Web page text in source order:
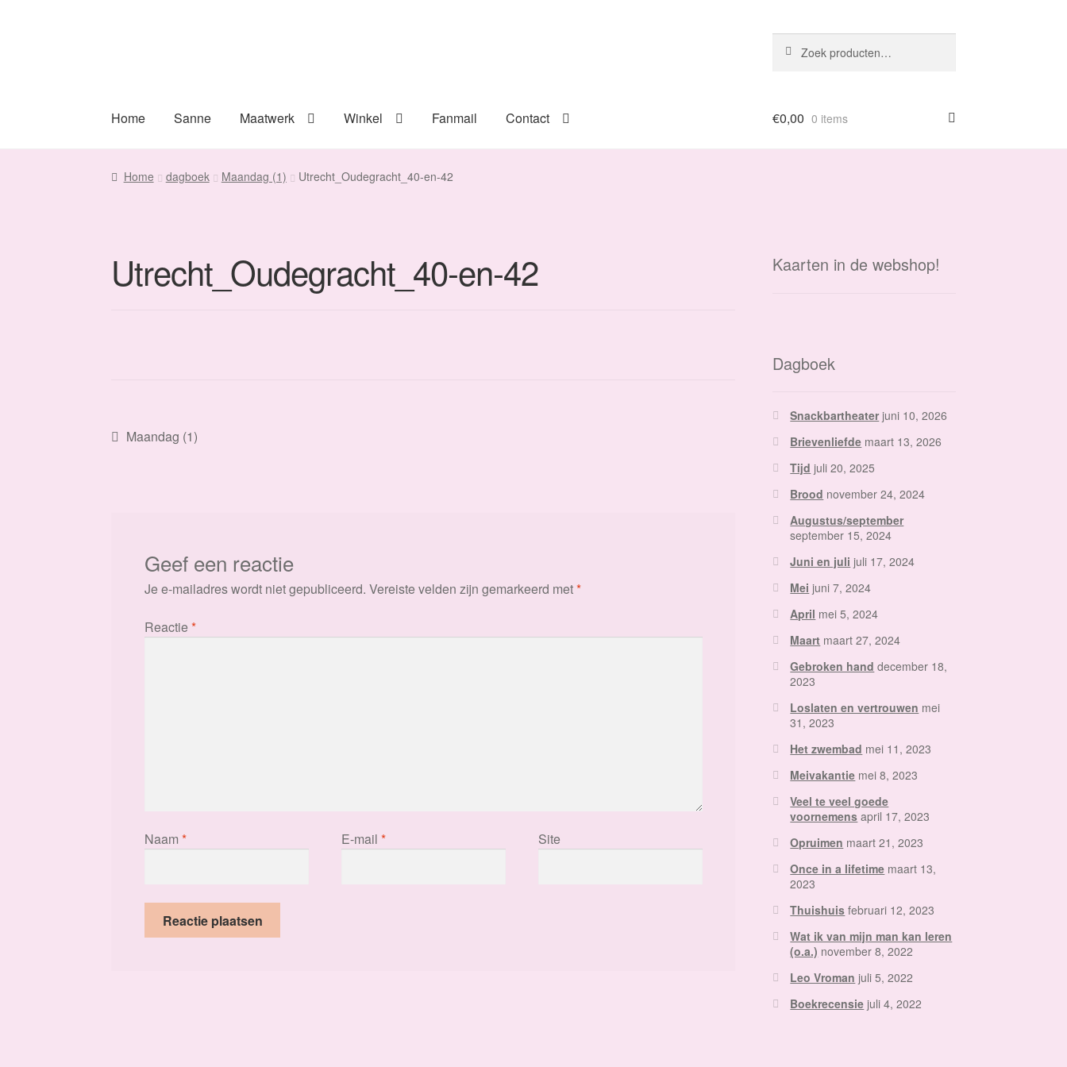
naar:
Home Sanne Maatwerk Winkel Fanmail Contact €0,00 0 items
Home dagboek Maandag (1) Utrecht_Oudegracht_40-en-42
Utrecht_Oudegracht_40-en-42
Bericht
Vorig
Maandag (1)
Geef een reactie
Je e-mailadres wordt niet gepubliceerd. Vereiste velden zijn gemarkeerd met*
Reactie*
Naam * E-mail * Site
Kaarten in de webshop!
Dagboek
Snackbartheater juni 10, 2026
Brievenliefde maart 13, 2026
Tijd juli 20, 2025
Brood november 24, 2024
Augustus/september
september 15, 2024
Juni en juli juli 17, 2024
Mei juni 7, 2024
April mei 5, 2024
Maart maart 27, 2024
Gebroken hand december 18,
2023
Loslaten en vertrouwen mei
31, 2023
Het zwembad mei 11, 2023
Meivakantie mei 8, 2023
Veel te veel goede
voornemens april 17, 2023
Opruimen maart 21, 2023
Once in a lifetime maart 13,
2023
Thuishuis februari 12, 2023
Wat ik van mijn man kan leren
(o.a.) november 8, 2022
Leo Vroman juli 5, 2022
Boekrecensie juli 4, 2022